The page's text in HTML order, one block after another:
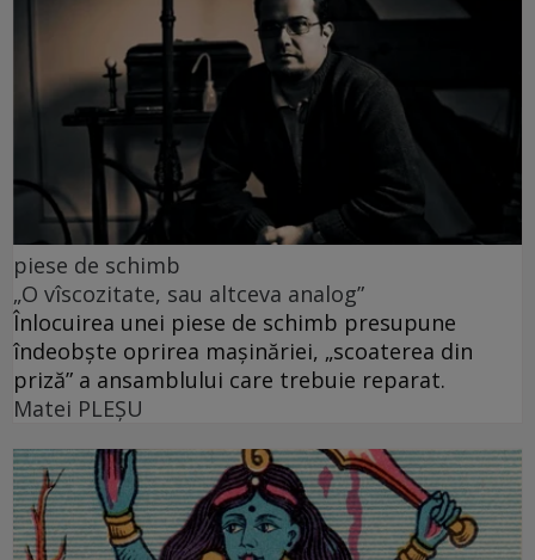
piese de schimb
„O vîscozitate, sau altceva analog”
Înlocuirea unei piese de schimb presupune
îndeobște oprirea mașinăriei, „scoaterea din
priză” a ansamblului care trebuie reparat.
Matei PLEŞU